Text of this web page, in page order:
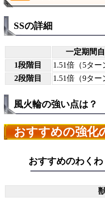
SSの詳細
一定期間
1段階目
1.51倍（5ター
2段階目
1.51倍（9ター
風火輪の強い点は？
おすすめの強化
おすすめのわく